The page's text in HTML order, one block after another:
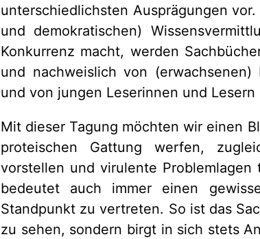
unterschiedlichsten Ausprägungen
und demokratischen)
Konkurrenz macht, werden
und nachweislich von
und von jungen Leserinnen und
Mit dieser Tagung möchten wir einen
proteischen Gattung werfen,
vorstellen und virulente
bedeutet auch immer einen
Standpunkt zu vertreten. So ist das
zu sehen, sondern birgt in sich stets